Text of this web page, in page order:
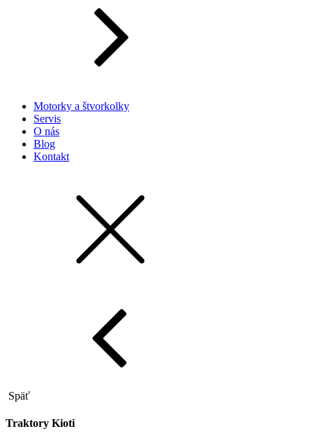
Motorky a štvorkolky
Servis
O nás
Blog
Kontakt
Späť
Traktory Kioti